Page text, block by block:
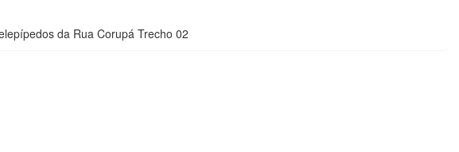
da Rua Corupá Trecho 02